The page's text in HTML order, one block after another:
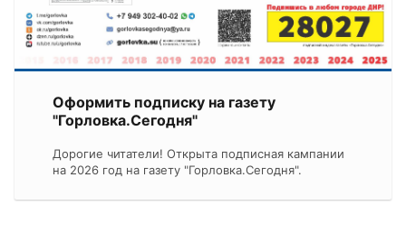
Оформить подписку на газету
"Горловка.Сегодня"
Дорогие читатели! Открыта подписная кампании
на 2026 год на газету "Горловка.Сегодня".